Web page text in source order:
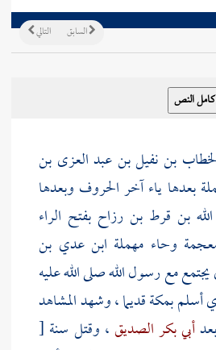
التالي السابق
بن نفيل بن عبد العزى بن
بعدها ياء آخر الحروف وبعدها
بن قرط بن رزاح بفتح الراء
وحاء مهملة ابن عدي بن
يجتمع مع رسول الله صلى الله عليه
أسلمبمكةقديما ، وشهد المشاهد
أبي بكر الصديق، وقتل سنة [